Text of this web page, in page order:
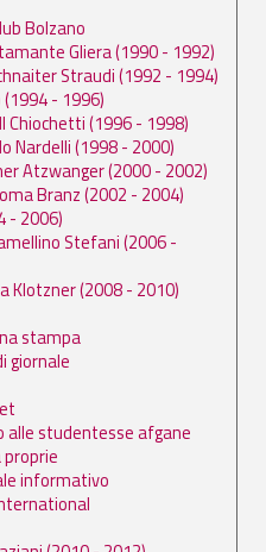
Bolzano
Gliera (1990 - 1992)
Straudi (1992 - 1994)
- 1996)
Chiochetti (1996 - 1998)
Nardelli (1998 - 2000)
Atzwanger (2000 - 2002)
Branz (2002 - 2004)
- 2006)
Stefani (2006 -
Klotzner (2008 - 2010)
stampa
giornale
alle studentesse afgane
informativo